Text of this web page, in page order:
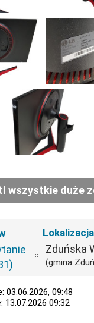
wszystkie duże
Lokalizacja
Zduńska
(gmina
03.06.2026, 09:48
13.07.2026 09:32